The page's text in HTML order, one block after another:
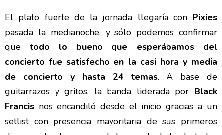
El plato fuerte de la jornada llegaría con Pixies
pasada la medianoche, y sólo podemos confirmar
quetodo lo bueno que esperábamos del
concierto fue satisfecho en la casi hora y media
de concierto y hasta 24 temas. A base de
guitarrazos y gritos, la banda liderada por Black
Francis nos encandiló desde el inicio gracias a un
setlist con presencia mayoritaria de sus primeros